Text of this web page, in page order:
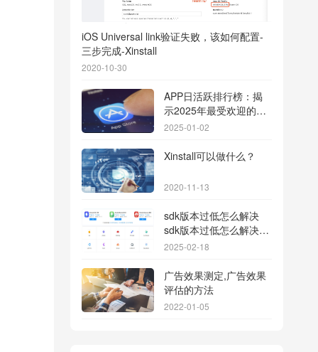
iOS Universal link验证失败，该如何配置-
三步完成-Xinstall
2020-10-30
APP日活跃排行榜：揭
示2025年最受欢迎的应
用背后的秘密
2025-01-02
Xinstall可以做什么？
2020-11-13
sdk版本过低怎么解决
sdk版本过低怎么解决华
为
2025-02-18
广告效果测定,广告效果
评估的方法
2022-01-05